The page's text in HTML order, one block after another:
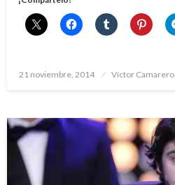
Publicado
21 noviembre, 2014 Víctor Camarero